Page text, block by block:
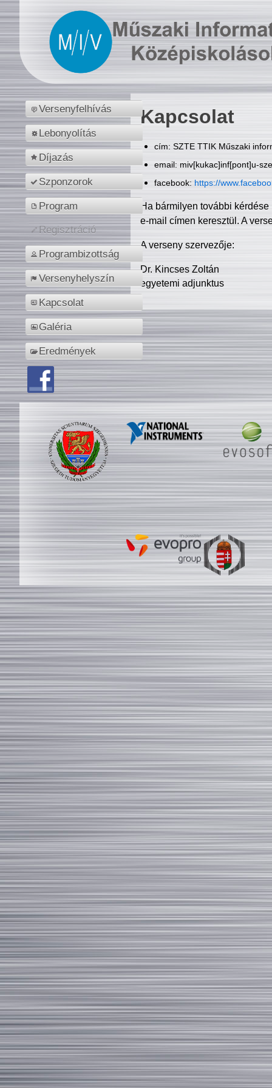
Versenyfelhívás
Lebonyolítás
Díjazás
Szponzorok
Program
Regisztráció
Programbizottság
Versenyhelyszín
Kapcsolat
Galéria
Eredmények
Kapcsolat
cím: SZTE TTIK Műszaki
email: miv[kukac]inf[pont]u-
facebook: https://
Ha bármilyen további
e-mail címen keresztül. A
A verseny szervezője:
Dr. Kincses Zoltán
egyetemi adjunktus